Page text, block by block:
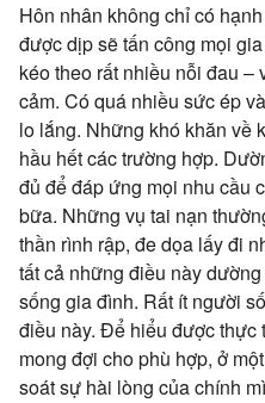
Hôn nhân không chỉ có
được dịp sẽ tấn công mọi
kéo theo rất nhiều nỗi đau –
cảm. Có quá nhiều sức ép
lo lắng. Những khó khăn về
hầu hết các trường hợp.
đủ để đáp ứng mọi nhu cầu
bữa. Những vụ tai nạn
thần rình rập, đe dọa lấy đi
tất cả những điều này
sống gia đình. Rất ít người
điều này. Để hiểu được thực
mong đợi cho phù hợp, ở
soát sự hài lòng của chính